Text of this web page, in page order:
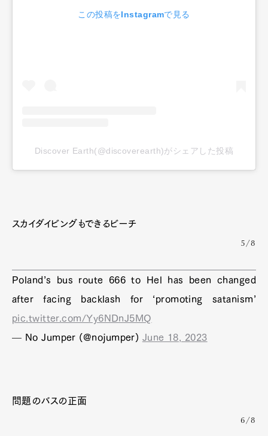
この投稿をInstagramで見る
Discover Earth(@discoverearth)がシェアした投稿
スカイダイビングもできるビーチ
5/8
Poland’s bus route 666 to Hel has been changed
after facing backlash for ‘promoting satanism’
pic.twitter.com/Yy6NDnJ5MQ
— No Jumper (@nojumper) June 18, 2023
問題のバスの正面
6/8